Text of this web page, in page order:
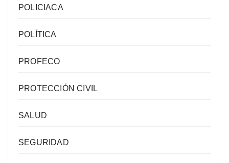
POLICIACA
POLÍTICA
PROFECO
PROTECCIÓN CIVIL
SALUD
SEGURIDAD